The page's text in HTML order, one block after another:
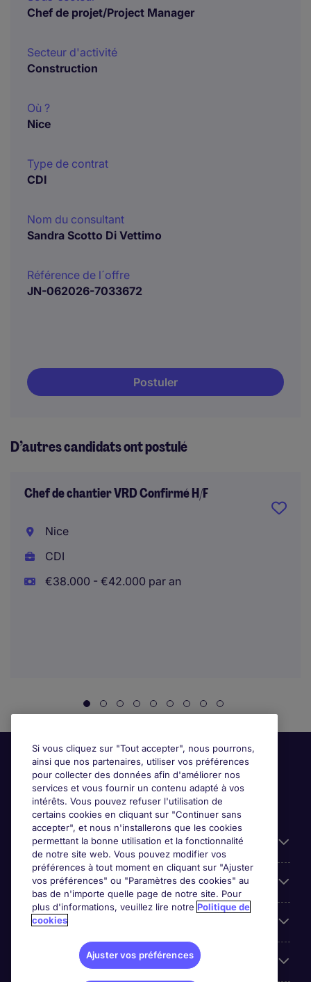
Chef de projet/Project Manager
Secteur d'activité
Construction
Où ?
Nice
Type de contrat
CDI
Nom du consultant
Sandra Scotto Di Vettimo
Référence de l´offre
JN-062026-7033672
Postuler
D’autres candidats ont postulé
Chef de chantier VRD Confirmé H/F
Nice
CDI
€38.000 - €42.000 par an
Candidats
Entreprises
Contact
Les avis Google
Si vous cliquez sur "Tout accepter", nous pourrons,
ainsi que nos partenaires, utiliser vos préférences
pour collecter des données afin d'améliorer nos
services et vous fournir un contenu adapté à vos
intérêts. Vous pouvez refuser l'utilisation de
certains cookies en cliquant sur "Continuer sans
accepter", et nous n'installerons que les cookies
permettant la bonne utilisation et la fonctionnalité
de notre site web. Vous pouvez modifier vos
préférences à tout moment en cliquant sur "Ajuster
vos préférences" ou "Paramètres des cookies" au
bas de n'importe quelle page de notre site. Pour
plus d'informations, veuillez lire notre Politique de
cookies
Ajuster vos préférences